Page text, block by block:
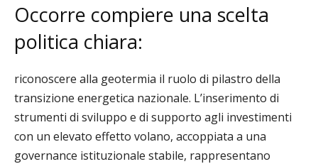
Occorre compiere una scelta
politica chiara:
riconoscere alla geotermia il ruolo di pilastro della
transizione energetica nazionale. L’inserimento di
strumenti di sviluppo e di supporto agli investimenti
con un elevato effetto volano, accoppiata a una
governance istituzionale stabile, rappresentano